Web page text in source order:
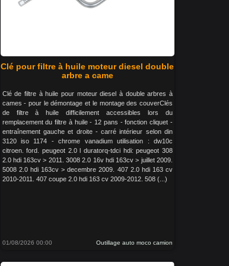
Clé pour filtre à huile moteur diesel double
arbre a came
Clé de filtre à huile pour moteur diesel à double arbres à
cames - pour le démontage et le montage des couverClés
de filtre à huile difficilement accessibles lors du
remplacement du filtre à huile - 12 pans - fonction cliquet -
entraînement gauche et droite - carré intérieur selon din
3120 iso 1174 - chrome vanadium utilisation : dw10c
citroen. ford. peugeot 2.0 l duratorq-tdci hdi: peugeot 308
2.0 hdi 163cv > 2011. 3008 2.0 16v hdi 163cv > juillet 2009.
5008 2.0 hdi 163cv > decembre 2009. 407 2.0 hdi 163 cv
2010-2011. 407 coupe 2.0 hdi 163 cv 2009-2012. 508 (...)
01/08/2026 00:00 Outillage auto moco camion